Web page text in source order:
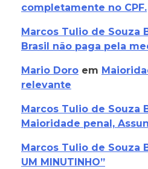
completamente no CPF.
Marcos Tulio de Souza
Brasil não paga pela
Mario Doro em
relevante
Marcos Tulio de Souza
Maioridade penal,
Marcos Tulio de Souza
UM MINUTINHO”